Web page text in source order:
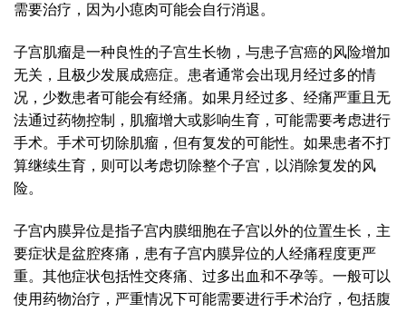
需要治疗，因为小瘜肉可能会自行消退。
子宫肌瘤是一种良性的子宫生长物，与患子宫癌的风险增加
无关，且极少发展成癌症。患者通常会出现月经过多的情
况，少数患者可能会有经痛。如果月经过多、经痛严重且无
法通过药物控制，肌瘤增大或影响生育，可能需要考虑进行
手术。手术可切除肌瘤，但有复发的可能性。如果患者不打
算继续生育，则可以考虑切除整个子宫，以消除复发的风
险。
子宫内膜异位是指子宫内膜细胞在子宫以外的位置生长，主
要症状是盆腔疼痛，患有子宫内膜异位的人经痛程度更严
重。其他症状包括性交疼痛、过多出血和不孕等。一般可以
使用药物治疗，严重情况下可能需要进行手术治疗，包括腹